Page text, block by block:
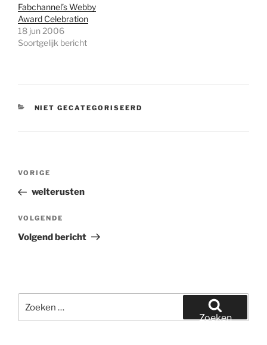
Fabchannel’s Webby
Award Celebration
18 jun 2006
Soortgelijk bericht
CATEGORIEËN
NIET GECATEGORISEERD
Bericht
Vorig
bericht
VORIGE
welterusten
Volgend
bericht
VOLGENDE
Volgend bericht
naar:
Zoeken